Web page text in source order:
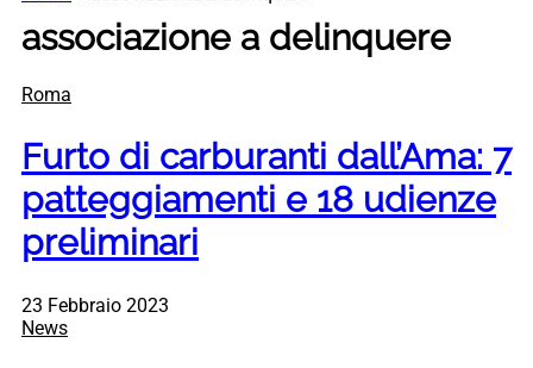
associazione a delinquere
Roma
Furto di carburanti dall’Ama: 7
patteggiamenti e 18 udienze
preliminari
23 Febbraio 2023
News